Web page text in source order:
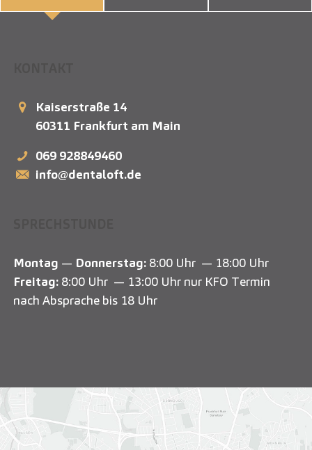
Kaiserstraße 14
60311 Frankfurt am Main
069 928849460
info@dentaloft.de
Montag — Donnerstag: 8:00 Uhr — 18:00 Uhr
Freitag: 8:00 Uhr — 13:00 Uhr nur KFO Termin
nach Absprache bis 18 Uhr